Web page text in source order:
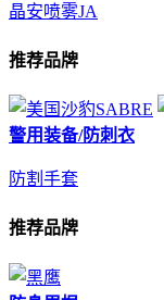
晶安喷雾JA
推荐品牌
警用装备/防刺衣
防割手套
推荐品牌